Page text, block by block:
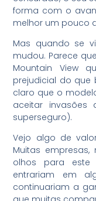
forma com o
melhor um pouco
Mas quando se
mudou. Parece
Mountain View
prejudicial do que
claro que o
aceitar invasões
superseguro).
Vejo algo de
Muitas
olhos para este
entrariam em
continuariam a